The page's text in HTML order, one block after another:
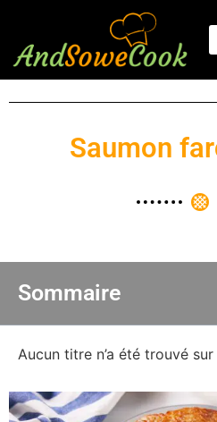
Saumon
Sommaire
Aucun titre n’a été trouvé